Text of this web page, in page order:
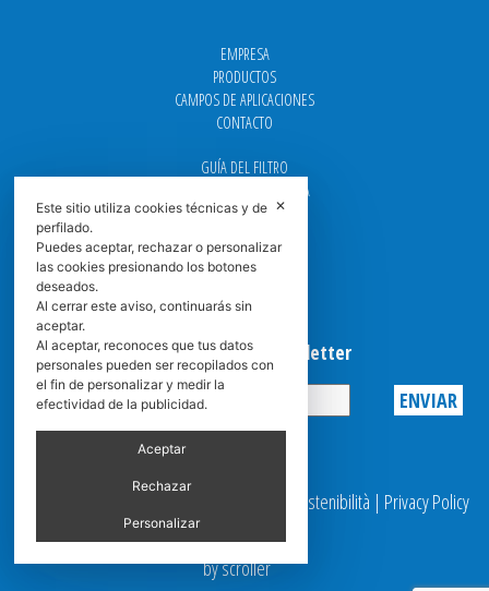
EMPRESA
PRODUCTOS
CAMPOS DE APLICACIONES
CONTACTO
GUÍA DEL FILTRO
CENTROS DE ASISTENCIA
DOWNLOAD
FAQ
GRADUADAS
Suscribirse a la Newsletter
Privacy
Report Sostenibilità | Privacy Policy
|Video Surveillance
by scroller
✕
Este sitio utiliza cookies técnicas y de
perfilado.
Puedes aceptar, rechazar o personalizar
las cookies presionando los botones
deseados.
Al cerrar este aviso, continuarás sin
aceptar.
Al aceptar, reconoces que tus datos
personales pueden ser recopilados con
el fin de personalizar y medir la
efectividad de la publicidad.
Aceptar
Rechazar
Personalizar